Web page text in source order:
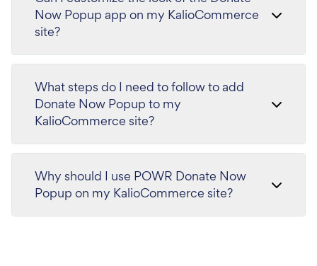
Now Popup app on my KalioCommerce
site?
What steps do I need to follow to add
Donate Now Popup to my
KalioCommerce site?
Why should I use POWR Donate Now
Popup on my KalioCommerce site?